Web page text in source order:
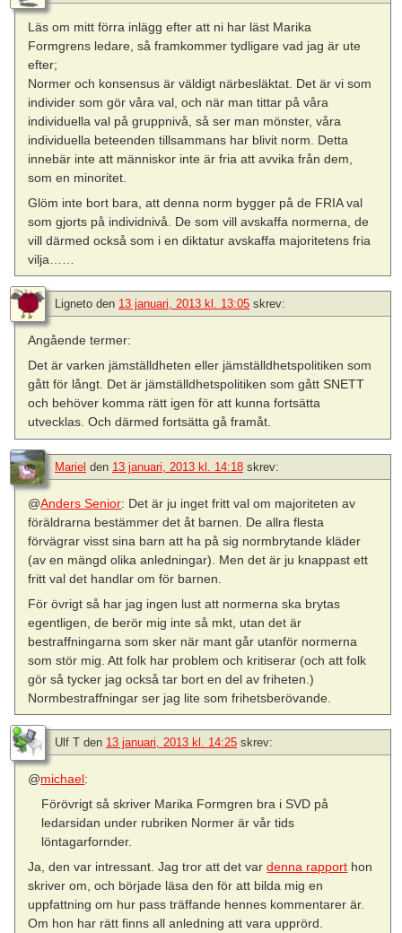
Läs om mitt förra inlägg efter att ni har läst Marika
Formgrens ledare, så framkommer tydligare vad jag är ute
efter;
Normer och konsensus är väldigt närbesläktat. Det är vi som
individer som gör våra val, och när man tittar på våra
individuella val på gruppnivå, så ser man mönster, våra
individuella beteenden tillsammans har blivit norm. Detta
innebär inte att människor inte är fria att avvika från dem,
som en minoritet.
Glöm inte bort bara, att denna norm bygger på de FRIA val
som gjorts på individnivå. De som vill avskaffa normerna, de
vill därmed också som i en diktatur avskaffa majoritetens fria
vilja……
Ligneto den 13 januari, 2013 kl. 13:05 skrev:
Angående termer:
Det är varken jämställdheten eller jämställdhetspolitiken som
gått för långt. Det är jämställdhetspolitiken som gått SNETT
och behöver komma rätt igen för att kunna fortsätta
utvecklas. Och därmed fortsätta gå framåt.
Mariel den 13 januari, 2013 kl. 14:18 skrev:
@Anders Senior: Det är ju inget fritt val om majoriteten av
föräldrarna bestämmer det åt barnen. De allra flesta
förvägrar visst sina barn att ha på sig normbrytande kläder
(av en mängd olika anledningar). Men det är ju knappast ett
fritt val det handlar om för barnen.
För övrigt så har jag ingen lust att normerna ska brytas
egentligen, de berör mig inte så mkt, utan det är
bestraffningarna som sker när mant går utanför normerna
som stör mig. Att folk har problem och kritiserar (och att folk
gör så tycker jag också tar bort en del av friheten.)
Normbestraffningar ser jag lite som frihetsberövande.
Ulf T den 13 januari, 2013 kl. 14:25 skrev:
@michael:
Förövrigt så skriver Marika Formgren bra i SVD på
ledarsidan under rubriken Normer är vår tids
löntagarfornder.
Ja, den var intressant. Jag tror att det vardenna rapport hon
skriver om, och började läsa den för att bilda mig en
uppfattning om hur pass träffande hennes kommentarer är.
Om hon har rätt finns all anledning att vara upprörd.